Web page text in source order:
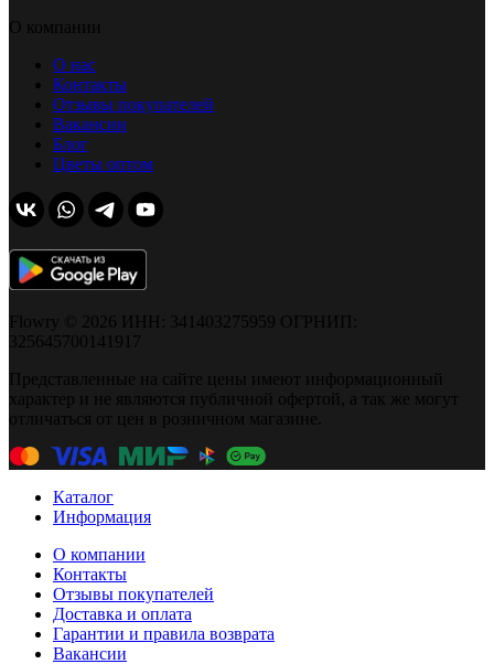
О компании
О нас
Контакты
Отзывы покупателей
Вакансии
Блог
Цветы оптом
Flowry © 2026 ИНН: 341403275959 ОГРНИП:
325645700141917
Представленные на сайте цены имеют информационный
характер и не являются публичной офертой, а так же могут
отличаться от цен в розничном магазине.
Каталог
Информация
О компании
Контакты
Отзывы покупателей
Доставка и оплата
Гарантии и правила возврата
Вакансии